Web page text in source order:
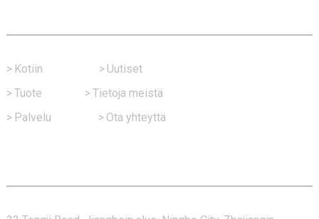
> Kotiin > Uutiset
>Tuote >Tietoja meistä
> Palvelu > Ota yhteyttä